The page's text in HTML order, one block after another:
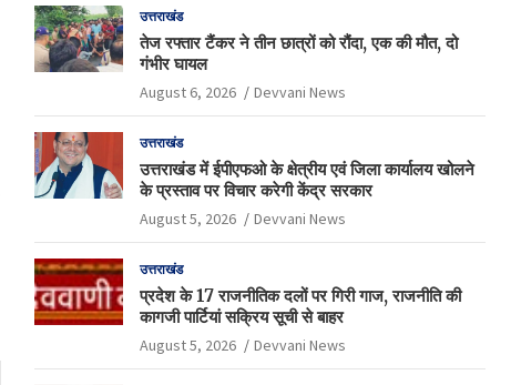
उत्तराखंड
तेज रफ्तार टैंकर ने तीन छात्रों को रौंदा, एक की मौत, दो
गंभीर घायल
August 6, 2026 Devvani News
उत्तराखंड
उत्तराखंड में ईपीएफओ के क्षेत्रीय एवं जिला कार्यालय खोलने
के प्रस्ताव पर विचार करेगी केंद्र सरकार
August 5, 2026 Devvani News
उत्तराखंड
प्रदेश के 17 राजनीतिक दलों पर गिरी गाज, राजनीति की
कागजी पार्टियां सक्रिय सूची से बाहर
August 5, 2026 Devvani News